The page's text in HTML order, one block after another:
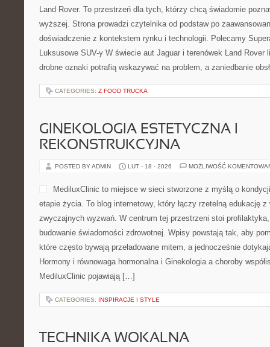
Land Rover. To przestrzeń dla tych, którzy chcą świadomie
wyższej. Strona prowadzi czytelnika od podstaw po
doświadczenie z kontekstem rynku i technologii. Polecamy
Luksusowe SUV-y W świecie aut Jaguar i terenówek Land Rover
drobne oznaki potrafią wskazywać na problem, a zaniedbanie
CATEGORIES: Z FOOD TRUCKA
GINEKOLOGIA ESTETYCZNA I
REKONSTRUKCYJNA
POSTED BY ADMIN LUT - 18 - 2026 MOŻLIWOŚĆ
MediluxClinic to miejsce w sieci stworzone z myślą o
etapie życia. To blog internetowy, który łączy rzetelną edukację
zwyczajnych wyzwań. W centrum tej przestrzeni stoi
budowanie świadomości zdrowotnej. Wpisy powstają tak, aby
które często bywają przeładowane mitem, a jednocześnie
Hormony i równowaga hormonalna i Ginekologia a choroby
MediluxClinic pojawiają […]
CATEGORIES: INSPIRACJE I STYLE
TECHNIKA WOKALNA